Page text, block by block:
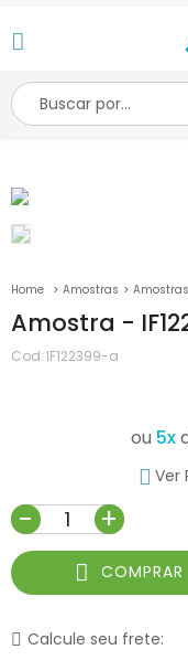
Amostras
Amostra -
Cod: IF122399-a
ou 5x
Ver
- +
COMPRAR
Calcule seu frete: